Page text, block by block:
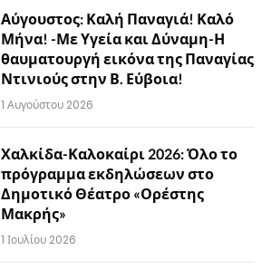
Αύγουστος: Καλή Παναγιά! Καλό
Μήνα! -Με Υγεία και Δύναμη-Η
θαυματουργή εικόνα της Παναγίας
Ντινιούς στην Β. Εύβοια!
1 Αυγούστου 2026
Χαλκίδα-Καλοκαίρι 2026: Όλο το
πρόγραμμα εκδηλώσεων στο
Δημοτικό Θέατρο «Ορέστης
Μακρής»
1 Ιουλίου 2026